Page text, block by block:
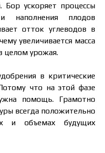
Бор ускоряет процессы
наполнения плодов
отток углеводов в
увеличивается масса
целом урожая.
в критические
что на этой фазе
помощь. Грамотно
всегда положительно
и объемах будущих